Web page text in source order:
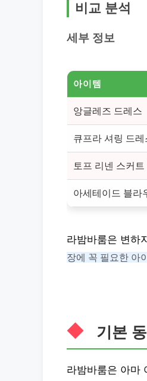
비교 분석
세부 정보
아이템
앙글레즈 드레스
큐프라 셔링 드레
토프 리넨 스커트
아세테이드 블라
라밤바룸은 변하
장에 꼭 필요한 아
기본
라밤바룸은 아마